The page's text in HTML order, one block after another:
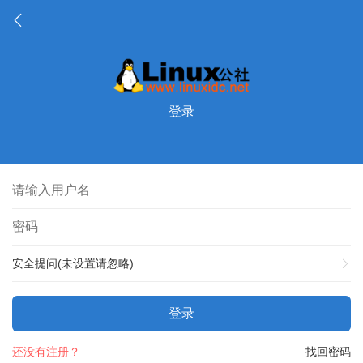
登录
安全提问(未设置请忽略)
登录
找回密码
还没有注册？